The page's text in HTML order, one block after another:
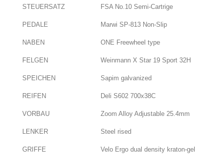
STEUERSATZ FSA No.10 Semi-Cartrige
PEDALE Marwi SP-813 Non-Slip
NABEN ONE Freewheel type
FELGEN Weinmann X Star 19 Sport 32H
SPEICHEN Sapim galvanized
REIFEN Deli S602 700x38C
VORBAU Zoom Alloy Adjustable 25.4mm
LENKER Steel rised
GRIFFE Velo Ergo dual density kraton-gel